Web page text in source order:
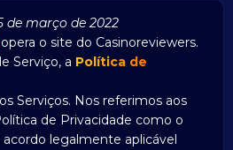
de março de 2022
o site do Casinoreviewers.
Serviço, a Política de
Serviços. Nos referimos aos
de Privacidade como o
acordo legalmente aplicável